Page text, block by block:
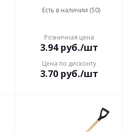
Есть в наличии (50)
Розничная цена
3.94руб./шт
Цена по дисконту
3.70руб./шт